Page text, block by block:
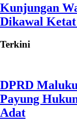
Kunjungan
Dikawal
Terkini
DPRD
Payung
Adat